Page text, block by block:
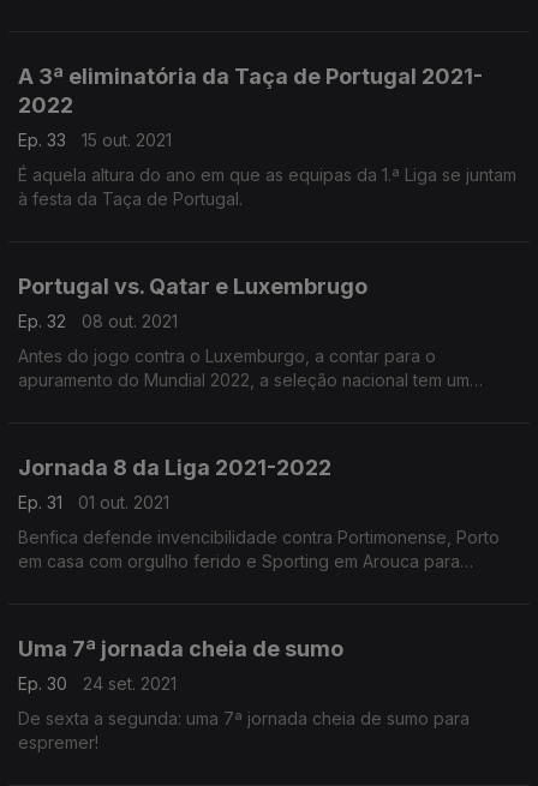
A 3ª eliminatória da Taça de Portugal 2021-
2022
Ep. 33
15 out. 2021
É aquela altura do ano em que as equipas da 1.ª Liga se juntam
à festa da Taça de Portugal.
Portugal vs. Qatar e Luxembrugo
Ep. 32
08 out. 2021
Antes do jogo contra o Luxemburgo, a contar para o
apuramento do Mundial 2022, a seleção nacional tem um
Jornada 8 da Liga 2021-2022
Ep. 31
01 out. 2021
Benfica defende invencibilidade contra Portimonense, Porto
em casa com orgulho ferido e Sporting em Arouca para
Uma 7ª jornada cheia de sumo
Ep. 30
24 set. 2021
De sexta a segunda: uma 7ª jornada cheia de sumo para
espremer!